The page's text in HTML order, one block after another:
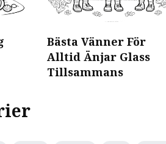
Bästa Vänner För
Alltid Änjar Glass
Tillsammans